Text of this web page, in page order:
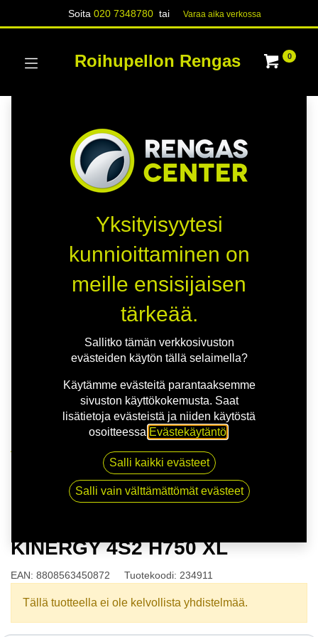
Soita020 7348780 tai Varaa aika verk​​​​ossa
Roihupellon Rengas 0
175/65R14 82T HANKOOK KINERGY 4S2 H750 XL
KINERGY 4S2 H750 XL
EAN: 8808563450872 Tuotekoodi: 234911
Tällä tuotteella ei ole kelvollista yhdistelmää.
Yksityisyytesi
kunnioittaminen on
meille ensisijaisen
tärkeää.
Sallitko tämän verkkosivuston
evästeiden käytön tällä selaimella?
Käytämme evästeitä parantaaksemme
sivuston käyttökokemusta. Saat
lisätietoja evästeistä ja niiden käytöstä
osoitteessa Evästekäytäntö
Salli kaikki evästeet
Salli vain välttämättömät evästeet